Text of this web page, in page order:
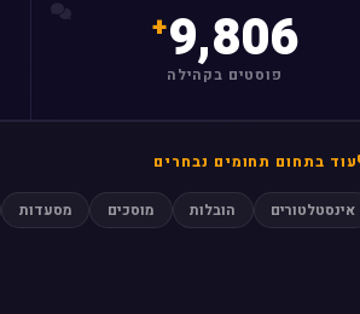
9,806
פוסטים בקהילה
עוד בתחום תחומים נבחרים
אינסטלטורים הובלות מוסכים מסעדות